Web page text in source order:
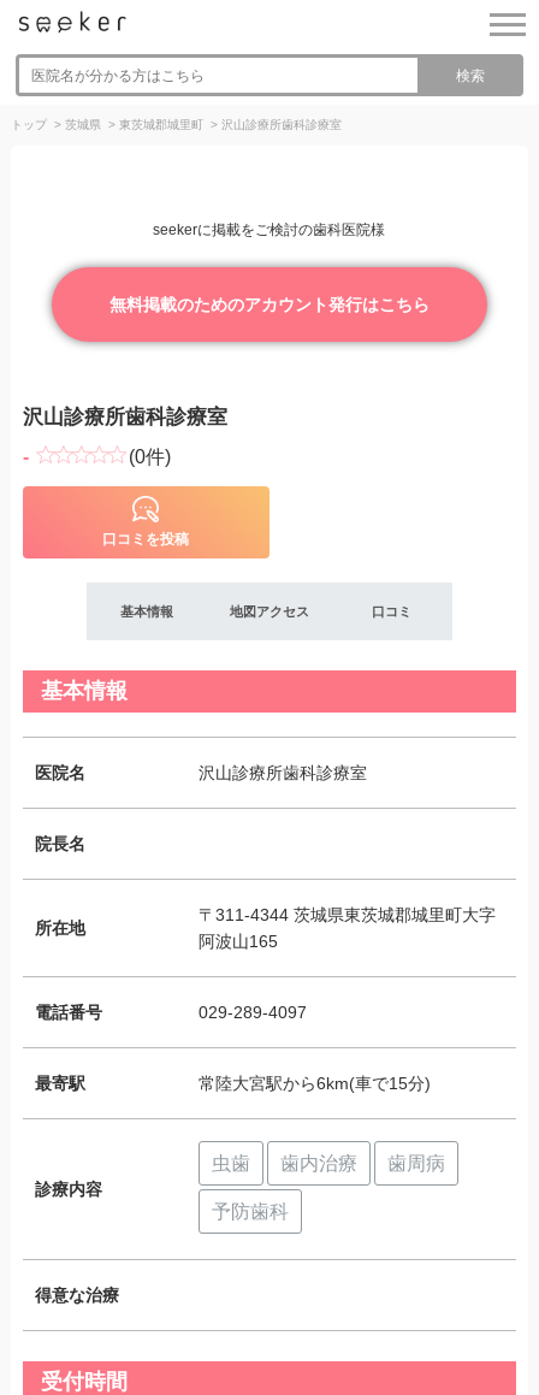
検索
トップ > 茨城県 > 東茨城郡城里町 > 沢山診療所歯科診療室
seekerに掲載をご検討の歯科医院様
無料掲載のためのアカウント発行はこちら
沢山診療所歯科診療室
- (0件)
口コミを投稿
基本情報 地図アクセス 口コミ
基本情報
医院名 沢山診療所歯科診療室
院長名
所在地
〒311-4344 茨城県東茨城郡城里町大字
阿波山165
電話番号 029-289-4097
最寄駅 常陸大宮駅から6km(車で15分)
診療内容
虫歯 歯内治療 歯周病
予防歯科
得意な治療
受付時間